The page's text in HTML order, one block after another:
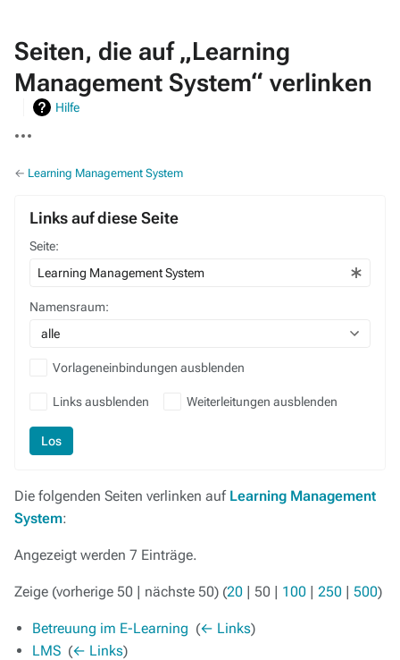
Seiten, die auf „Learning
Management System“ verlinken
Hilfe
Aktionen
← Learning Management System
Links auf diese Seite
Seite:
Namensraum:
alle
Vorlageneinbindungen ausblenden
Links ausblenden Weiterleitungen ausblenden
Los
Die folgenden Seiten verlinken auf Learning Management
System:
Angezeigt werden 7 Einträge.
Zeige (vorherige 50 | nächste 50) (20 | 50 | 100 | 250 | 500)
Betreuung im E-Learning (← Links)
LMS (← Links)